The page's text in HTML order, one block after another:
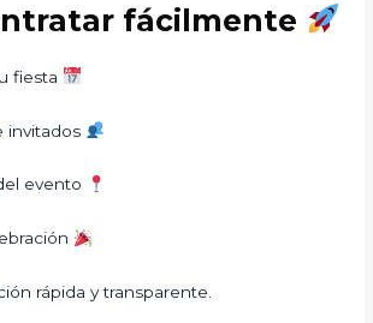
fácilmente
fiesta
invitados
evento
rápida y transparente.